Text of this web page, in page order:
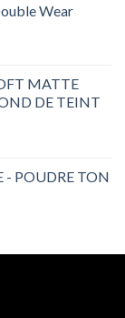
CFA
Wear
CFAMATTE
DE TEINT
- POUDRE TON